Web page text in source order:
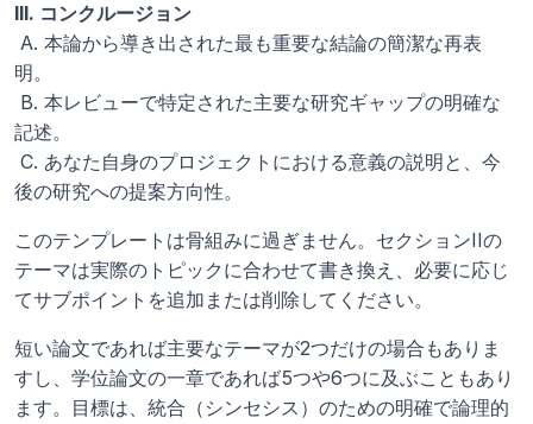
III. コンクルージョン
明。
記述。
後の研究への提案方向性。
このテンプレートは骨組みに過ぎません。セクションIIの
テーマは実際のトピックに合わせて書き換え、必要に応じ
てサブポイントを追加または削除してください。
短い論文であれば主要なテーマが2つだけの場合もありま
すし、学位論文の一章であれば5つや6つに及ぶこともあり
ます。目標は、統合（シンセシス）のための明確で論理的